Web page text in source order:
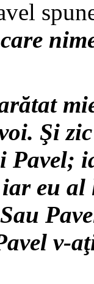
Şi
Pavel;
eu al
v-